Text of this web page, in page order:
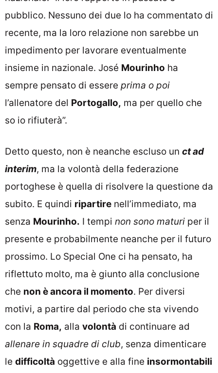
pubblico. Nessuno dei due lo ha commentato di
recente, ma la loro relazione non sarebbe un
impedimento per lavorare eventualmente
insieme in nazionale. José Mourinho ha
sempre pensato di essere prima o poi
l’allenatore del Portogallo, ma per quello che
so io rifiuterà”.
Detto questo, non è neanche escluso un ct ad
interim, ma la volontà della federazione
portoghese è quella di risolvere la questione da
subito. E quindi ripartire nell’immediato, ma
senza Mourinho. I tempi non sono maturi per il
presente e probabilmente neanche per il futuro
prossimo. Lo Special One ci ha pensato, ha
riflettuto molto, ma è giunto alla conclusione
che non è ancora il momento. Per diversi
motivi, a partire dal periodo che sta vivendo
con la Roma, alla volontà di continuare ad
allenare in squadre di club, senza dimenticare
le difficoltà oggettive e alla fine insormontabili